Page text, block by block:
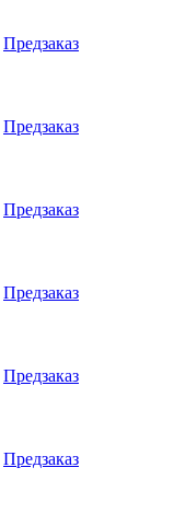
Предзаказ
Предзаказ
Предзаказ
Предзаказ
Предзаказ
Предзаказ